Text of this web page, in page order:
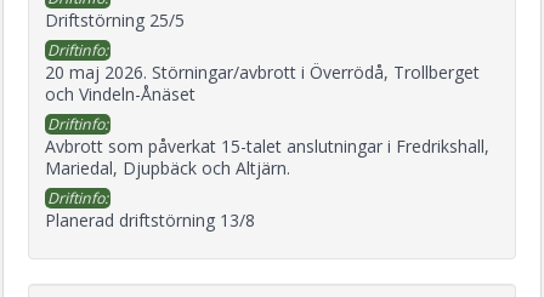
Driftstörning 25/5
Driftinfo:
20 maj 2026. Störningar/avbrott i Överrödå, Trollberget
och Vindeln-Ånäset
Driftinfo:
Avbrott som påverkat 15-talet anslutningar i Fredrikshall,
Mariedal, Djupbäck och Altjärn.
Driftinfo:
Planerad driftstörning 13/8